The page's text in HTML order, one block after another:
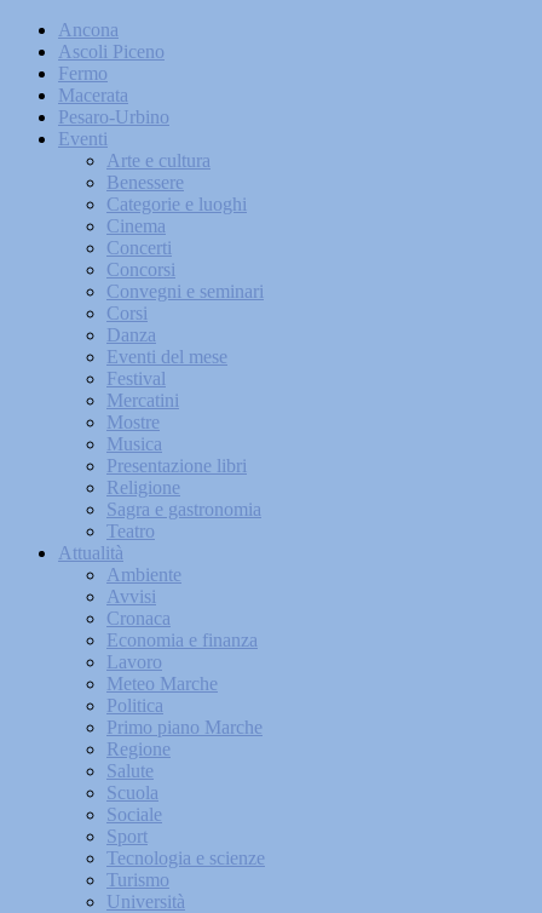
Ancona
Ascoli Piceno
Fermo
Macerata
Pesaro-Urbino
Eventi
Arte e cultura
Benessere
Categorie e luoghi
Cinema
Concerti
Concorsi
Convegni e seminari
Corsi
Danza
Eventi del mese
Festival
Mercatini
Mostre
Musica
Presentazione libri
Religione
Sagra e gastronomia
Teatro
Attualità
Ambiente
Avvisi
Cronaca
Economia e finanza
Lavoro
Meteo Marche
Politica
Primo piano Marche
Regione
Salute
Scuola
Sociale
Sport
Tecnologia e scienze
Turismo
Università